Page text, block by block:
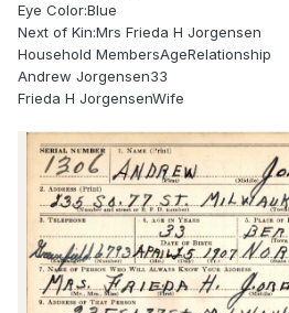
Eye Color:Blue
Next of Kin:Mrs Frieda H Jorgensen
Household MembersAgeRelationship
Andrew Jorgensen33
Frieda H JorgensenWife